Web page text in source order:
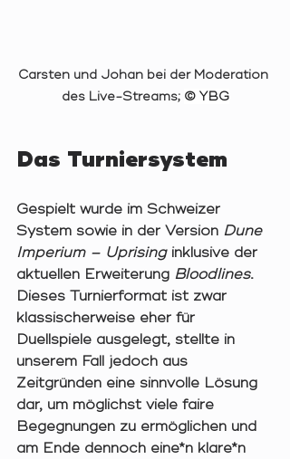
Carsten und Johan bei der Moderation
des Live-Streams; © YBG
Das Turniersystem
Gespielt wurde im Schweizer
System sowie in der Version Dune
Imperium – Uprising inklusive der
aktuellen Erweiterung Bloodlines.
Dieses Turnierformat ist zwar
klassischerweise eher für
Duellspiele ausgelegt, stellte in
unserem Fall jedoch aus
Zeitgründen eine sinnvolle Lösung
dar, um möglichst viele faire
Begegnungen zu ermöglichen und
am Ende dennoch eine*n klare*n